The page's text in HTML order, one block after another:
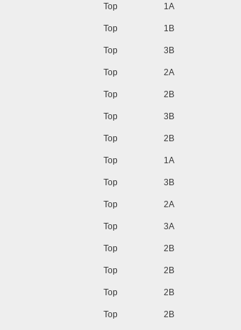
Top 1A
Top 1B
Top 3B
Top 2A
Top 2B
Top 3B
Top 2B
Top 1A
Top 3B
Top 2A
Top 3A
Top 2B
Top 2B
Top 2B
Top 2B